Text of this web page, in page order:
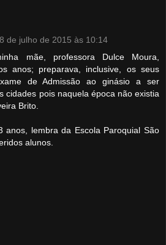
de julho de 2015 às 10:14
mãe, professora Dulce Moura,
anos; preparava, inclusive, os seus
de Admissão ao ginásio a ser
cidades pois naquela época não existia
Brito.
anos, lembra da Escola Paroquial São
alunos.